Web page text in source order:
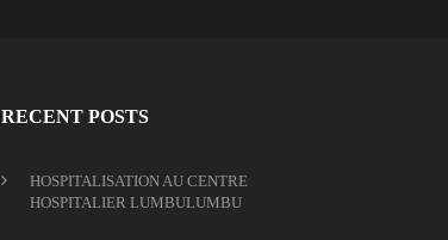
RECENT POSTS
HOSPITALISATION AU CENTRE
HOSPITALIER LUMBULUMBU